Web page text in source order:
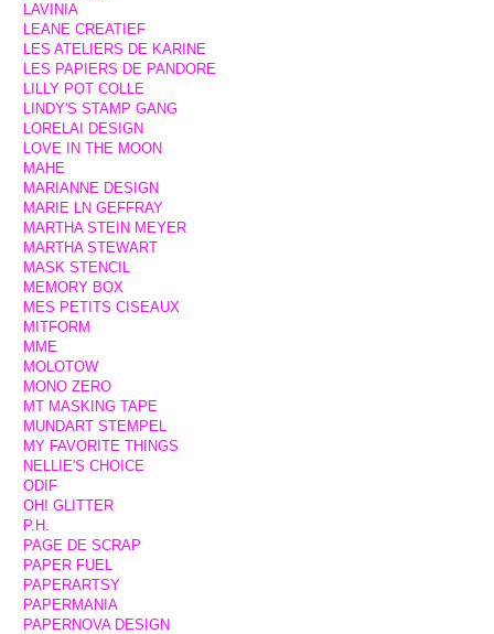
LAVINIA
LEANE CREATIEF
LES ATELIERS DE KARINE
LES PAPIERS DE PANDORE
LILLY POT COLLE
LINDY'S STAMP GANG
LORELAI DESIGN
LOVE IN THE MOON
MAHE
MARIANNE DESIGN
MARIE LN GEFFRAY
MARTHA STEIN MEYER
MARTHA STEWART
MASK STENCIL
MEMORY BOX
MES PETITS CISEAUX
MITFORM
MME
MOLOTOW
MONO ZERO
MT MASKING TAPE
MUNDART STEMPEL
MY FAVORITE THINGS
NELLIE'S CHOICE
ODIF
OH! GLITTER
P.H.
PAGE DE SCRAP
PAPER FUEL
PAPERARTSY
PAPERMANIA
PAPERNOVA DESIGN